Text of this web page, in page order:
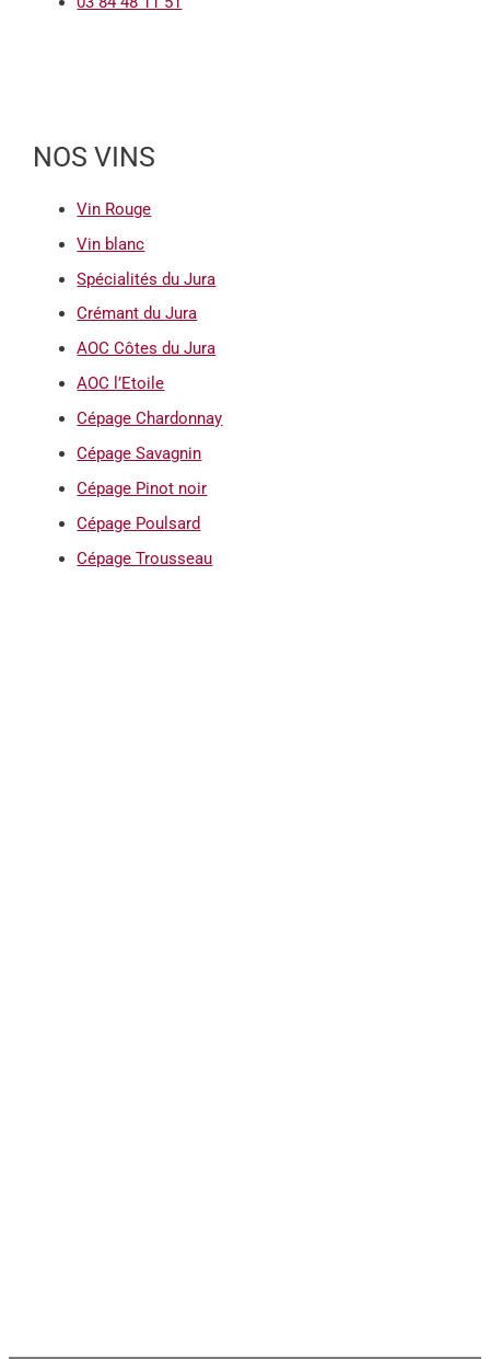
NOS VINS
Vin Rouge
Vin blanc
Spécialités du Jura
Crémant du Jura
AOC Côtes du Jura
AOC l’Etoile
Cépage Chardonnay
Cépage Savagnin
Cépage Pinot noir
Cépage Poulsard
Cépage Trousseau